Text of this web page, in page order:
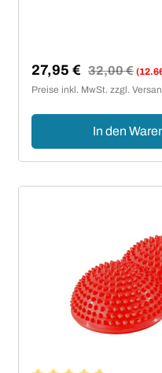
Verkaufspreis:
27,95 € Regulärer Preis:
32,00 €
Preise inkl. MwSt. zzgl.
In den